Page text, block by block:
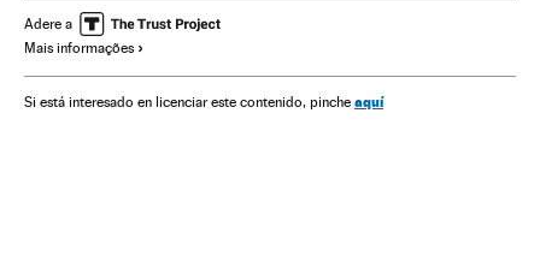
Adere a
Mais informações
Si está interesado en licenciar este contenido, pinche aquí